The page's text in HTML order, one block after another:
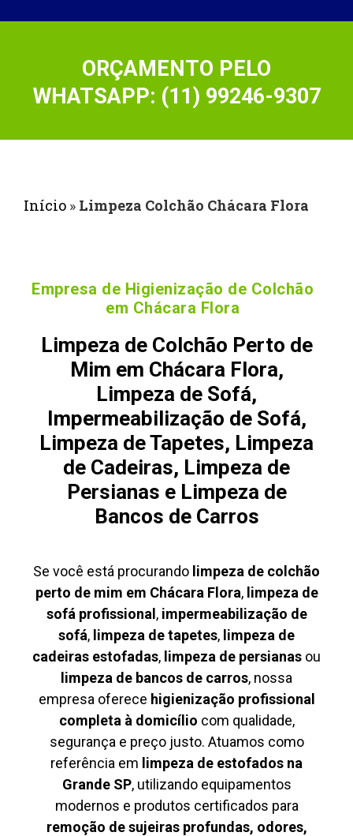
ORÇAMENTO PELO
WHATSAPP: (11) 99246-9307
Início » Limpeza Colchão Chácara Flora
Empresa de Higienização de Colchão
em Chácara Flora
Limpeza de Colchão Perto de
Mim em Chácara Flora,
Limpeza de Sofá,
Impermeabilização de Sofá,
Limpeza de Tapetes, Limpeza
de Cadeiras, Limpeza de
Persianas e Limpeza de
Bancos de Carros
Se você está procurando limpeza de colchão
perto de mim em Chácara Flora, limpeza de
sofá profissional , impermeabilização de
sofá, limpeza de tapetes, limpeza de
cadeiras estofadas, limpeza de persianas ou
limpeza de bancos de carros, nossa
empresa oferece higienização profissional
completa à domicílio com qualidade,
segurança e preço justo. Atuamos como
referência em limpeza de estofados na
Grande SP, utilizando equipamentos
modernos e produtos certificados para
remoção de sujeiras profundas, odores,